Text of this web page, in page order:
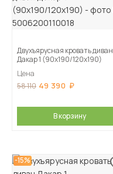
Двухъярусная кровать диван
Дакар 1 (90х190/120х190)
Цена
58 110 49 390
В корзину
-15%